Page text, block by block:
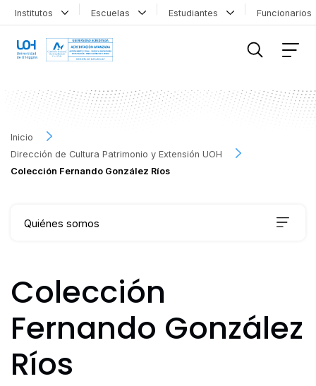
Institutos Escuelas Estudiantes
Inicio
Dirección de Cultura Patrimonio y Extensión UOH
Colección Fernando González Ríos
Quiénes somos
Archivo Fotográfico y Documental
Colección
Fernando González
Ríos